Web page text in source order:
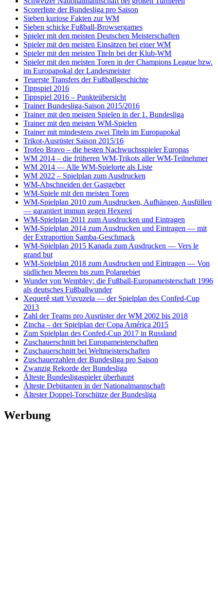
Scorerliste der Bundesliga pro Saison
Sieben kuriose Fakten zur WM
Sieben schicke Fußball-Browsergames
Spieler mit den meisten Deutschen Meisterschaften
Spieler mit den meisten Einsätzen bei einer WM
Spieler mit den meisten Titeln bei der Klub-WM
Spieler mit den meisten Toren in der Champions League bzw.
im Europapokal der Landesmeister
Teuerste Transfers der Fußballgeschichte
Tippspiel 2016
Tippspiel 2016 – Punkteübersicht
Trainer Bundesliga-Saison 2015/2016
Trainer mit den meisten Spielen in der 1. Bundesliga
Trainer mit den meisten WM-Spielen
Trainer mit mindestens zwei Titeln im Europapokal
Trikot-Ausrüster Saison 2015/16
Trofeo Bravo – die besten Nachwuchsspieler Europas
WM 2014 – die früheren WM-Trikots aller WM-Teilnehmer
WM 2014 — Alle WM-Spielorte als Liste
WM 2022 – Spielplan zum Ausdrucken
WM-Abschneiden der Gastgeber
WM-Spiele mit den meisten Toren
WM-Spielplan 2010 zum Ausdrucken, Aufhängen, Ausfüllen
— garantiert immun gegen Hexerei
WM-Spielplan 2011 zum Ausdrucken und Eintragen
WM-Spielplan 2014 zum Ausdrucken und Eintragen — mit
der Extraportion Samba-Geschmack
WM-Spielplan 2015 Kanada zum Ausdrucken — Vers le
grand but
WM-Spielplan 2018 zum Ausdrucken und Eintragen — Von
südlichen Meeren bis zum Polargebiet
Wunder von Wembley: die Fußball-Europameisterschaft 1996
als deutsches Fußballwunder
Xequerê statt Vuvuzela — der Spielplan des Confed-Cup
2013
Zahl der Teams pro Ausrüster der WM 2002 bis 2018
Zincha – der Spielplan der Copa América 2015
Zum Spielplan des Confed-Cup 2017 in Russland
Zuschauerschnitt bei Europameisterschaften
Zuschauerschnitt bei Weltmeisterschaften
Zuschauerzahlen der Bundesliga pro Saison
Zwanzig Rekorde der Bundesliga
Älteste Bundesligaspieler überhaupt
Älteste Debütanten in der Nationalmannschaft
Ältester Doppel-Torschütze der Bundesliga
Werbung